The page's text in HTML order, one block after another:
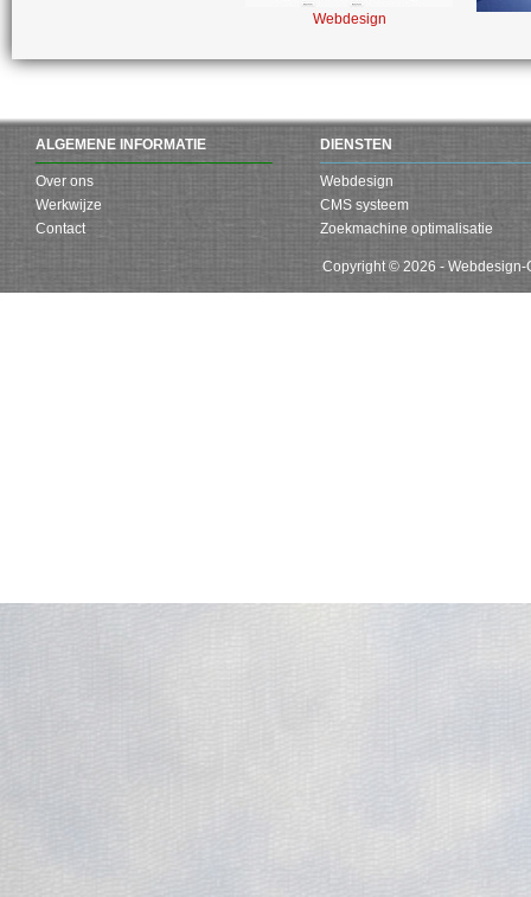
Webdesign
ALGEMENE INFORMATIE
Over ons
Werkwijze
Contact
DIENSTEN
Webdesign
CMS systeem
Zoekmachine optimalisatie
Copyright © 2026 -